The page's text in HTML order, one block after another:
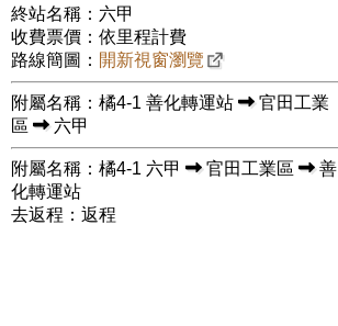
終站名稱：六甲
收費票價：依里程計費
路線簡圖： 開新視窗瀏覽
附屬名稱：橘4-1 善化轉運站
官田工業
區
六甲
附屬名稱：橘4-1 六甲 官田工業區
善
化轉運站
去返程：返程